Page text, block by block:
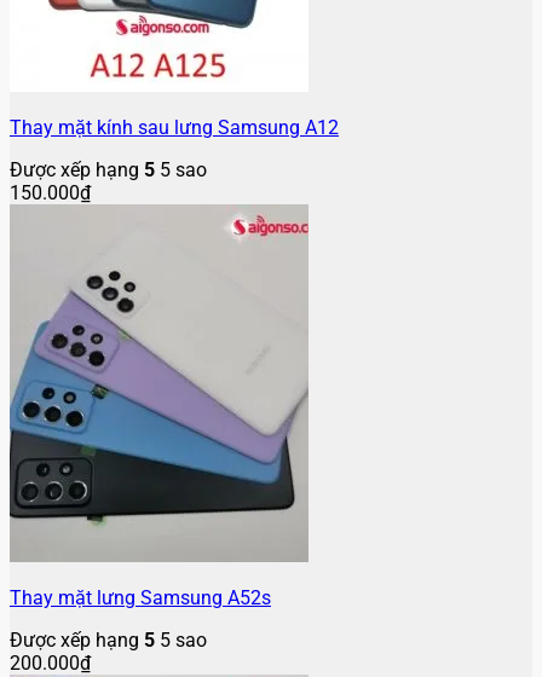
Thay mặt kính sau lưng Samsung A12
Được xếp hạng 5 5 sao
150.000₫
Thay mặt lưng Samsung A52s
Được xếp hạng 5 5 sao
200.000₫